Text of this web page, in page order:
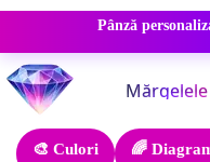
Pânză
Sari
la
conținut
🎨 Culori 🌈